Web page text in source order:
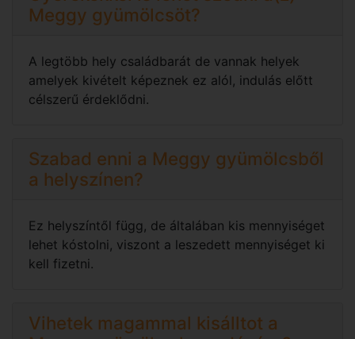
Meggy gyümölcsöt?
A legtöbb hely családbarát de vannak helyek
amelyek kivételt képeznek ez alól, indulás előtt
célszerű érdeklődni.
Szabad enni a Meggy gyümölcsből
a helyszínen?
Ez helyszíntől függ, de általában kis mennyiséget
lehet kóstolni, viszont a leszedett mennyiséget ki
kell fizetni.
Vihetek magammal kisálltot a